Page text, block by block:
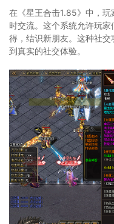
在《星王合击1.85》中，
时交流。这个系统允许玩
得，结识新朋友。这种社
到真实的社交体验。